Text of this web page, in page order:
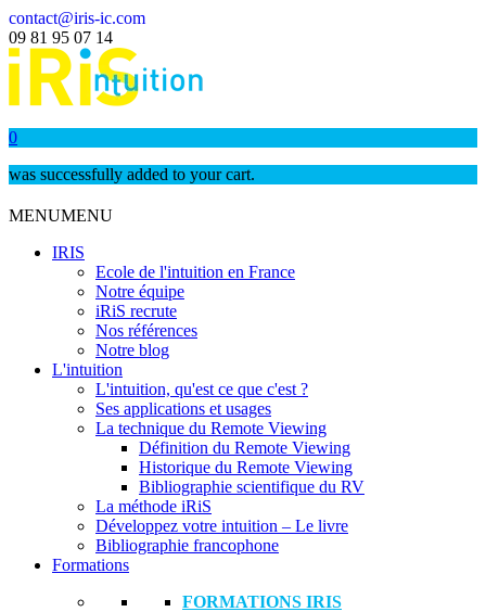
contact@iris-ic.com
09 81 95 07 14
0
was successfully added to your cart.
MENUMENU
IRIS
Ecole de l'intuition en France
Notre équipe
iRiS recrute
Nos références
Notre blog
L'intuition
L'intuition, qu'est ce que c'est ?
Ses applications et usages
La technique du Remote Viewing
Définition du Remote Viewing
Historique du Remote Viewing
Bibliographie scientifique du RV
La méthode iRiS
Développez votre intuition – Le livre
Bibliographie francophone
Formations
FORMATIONS IRIS